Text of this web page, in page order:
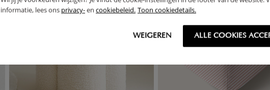
informatie, lees ons privacy-en cookiebeleid. Toon cookiedetails.
WEIGEREN ALLE COOKIES